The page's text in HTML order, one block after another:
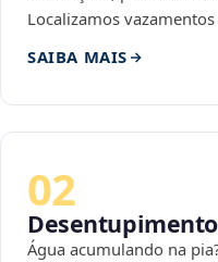
Localizamos
SAIBA MAIS
02
Água acumulando na